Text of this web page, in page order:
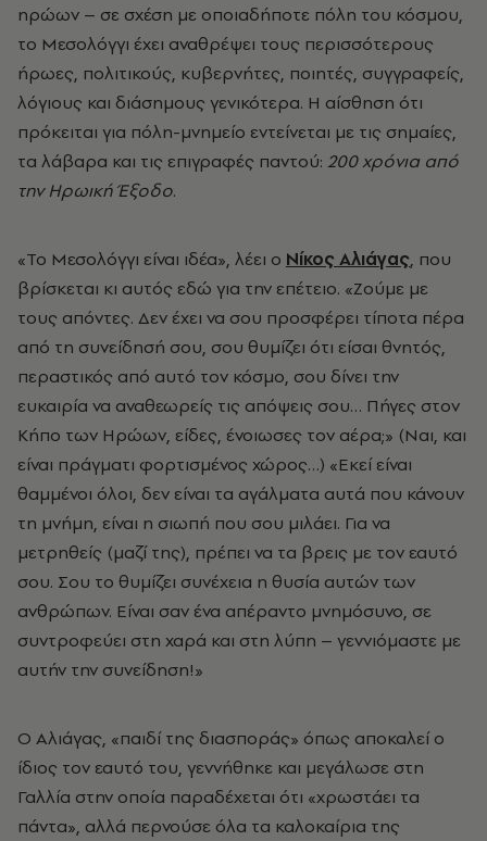
ηρώων – σε σχέση με οποιαδήποτε πόλη του κόσμου,
το Μεσολόγγι έχει αναθρέψει τους περισσότερους
ήρωες, πολιτικούς, κυβερνήτες, ποιητές, συγγραφείς,
λόγιους και διάσημους γενικότερα. Η αίσθηση ότι
πρόκειται για πόλη-μνημείο εντείνεται με τις σημαίες,
τα λάβαρα και τις επιγραφές παντού: 200 χρόνια από
την Ηρωική Έξοδο.
«Το Μεσολόγγι είναι ιδέα», λέει ο Νίκος Αλιάγας, που
βρίσκεται κι αυτός εδώ για την επέτειο. «Ζούμε με
τους απόντες. Δεν έχει να σου προσφέρει τίποτα πέρα
από τη συνείδησή σου, σου θυμίζει ότι είσαι θνητός,
περαστικός από αυτό τον κόσμο, σου δίνει την
ευκαιρία να αναθεωρείς τις απόψεις σου… Πήγες στον
Κήπο των Ηρώων, είδες, ένοιωσες τον αέρα;» (Ναι, και
είναι πράγματι φορτισμένος χώρος…) «Εκεί είναι
θαμμένοι όλοι, δεν είναι τα αγάλματα αυτά που κάνουν
τη μνήμη, είναι η σιωπή που σου μιλάει. Για να
μετρηθείς (μαζί της), πρέπει να τα βρεις με τον εαυτό
σου. Σου το θυμίζει συνέχεια η θυσία αυτών των
ανθρώπων. Είναι σαν ένα απέραντο μνημόσυνο, σε
συντροφεύει στη χαρά και στη λύπη – γεννιόμαστε με
αυτήν την συνείδηση!»
Ο Αλιάγας, «παιδί της διασποράς» όπως αποκαλεί ο
ίδιος τον εαυτό του, γεννήθηκε και μεγάλωσε στη
Γαλλία στην οποία παραδέχεται ότι «χρωστάει τα
πάντα», αλλά περνούσε όλα τα καλοκαίρια της